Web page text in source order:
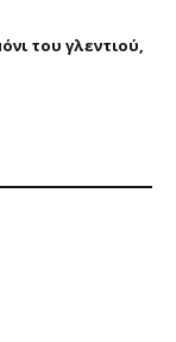
του γλεντιού,